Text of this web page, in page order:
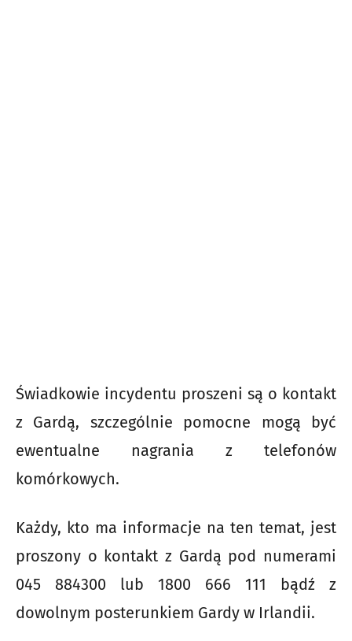
Świadkowie incydentu proszeni są o kontakt
z Gardą, szczególnie pomocne mogą być
ewentualne nagrania z telefonów
komórkowych.
Każdy, kto ma informacje na ten temat, jest
proszony o kontakt z Gardą pod numerami
045 884300 lub 1800 666 111 bądź z
dowolnym posterunkiem Gardy w Irlandii.